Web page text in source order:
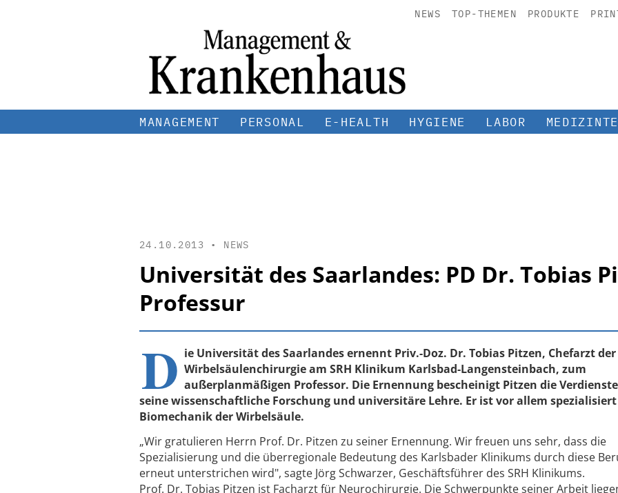
NEWS TOP-THEMEN PRODUKTE
MANAGEMENT PERSONAL E-HEALTH HYGIENE LABOR
24.10.2013 • NEWS
Universität des Saarlandes: PD Dr. Tobias
Professur
D ie Universität des Saarlandes ernennt Priv.-Doz. Dr. Tobias Pitzen, Chefarzt der
Wirbelsäulenchirurgie am SRH Klinikum Karlsbad-Langensteinbach, zum
außerplanmäßigen Professor. Die Ernennung bescheinigt Pitzen die
seine wissenschaftliche Forschung und universitäre Lehre. Er ist vor allem
Biomechanik der Wirbelsäule.
„Wir gratulieren Herrn Prof. Dr. Pitzen zu seiner Ernennung. Wir freuen uns sehr, dass die
Spezialisierung und die überregionale Bedeutung des Karlsbader Klinikums durch diese
erneut unterstrichen wird", sagte Jörg Schwarzer, Geschäftsführer des SRH Klinikums.
Prof. Dr. Tobias Pitzen ist Facharzt für Neurochirurgie. Die Schwerpunkte seiner Arbeit